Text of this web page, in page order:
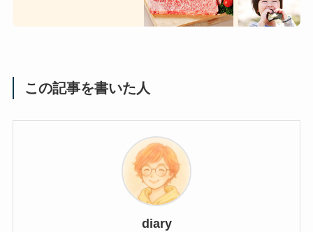
この記事を書いた人
diary